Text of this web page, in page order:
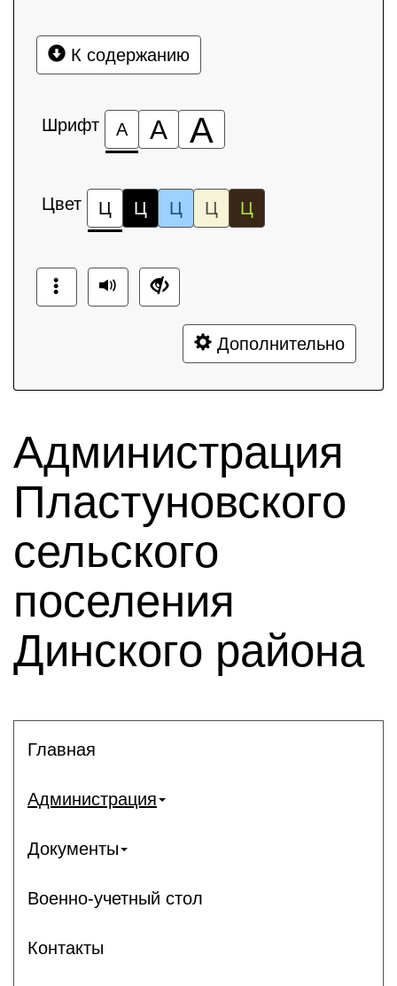
К содержанию
Шрифт А А А
Цвет Ц Ц Ц Ц Ц
Дополнительно
Администрация
Пластуновского
сельского
поселения
Динского района
Главная
Администрация
Документы
Военно-учетный стол
Контакты